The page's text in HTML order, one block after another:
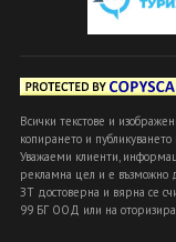
Всички текстове и
копирането и
Уважаеми клиенти,
рекламна цел и е възможно
ЗТ достоверна и вярна се
99 БГ ООД или на